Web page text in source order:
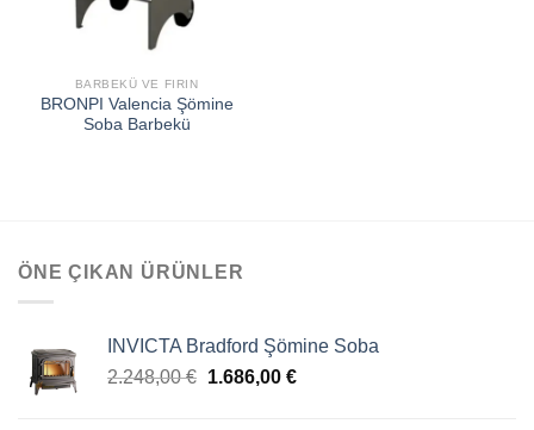
BARBEKÜ VE FIRIN
BRONPI Valencia Şömine
Soba Barbekü
ÖNE ÇIKAN ÜRÜNLER
INVICTA Bradford Şömine Soba
2.248,00€ 1.686,00 €